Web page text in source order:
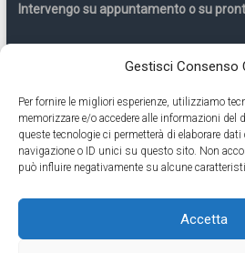
Gestisci Consenso
Per fornire le migliori esperienze, utilizziamo
memorizzare e/o accedere alle informazioni
queste tecnologie ci permetterà di elaborare
navigazione o ID unici su questo sito. Non
può influire negativamente su alcune
Accetta
Intervengo su appuntamento o su
Servizio 24 ore
Cell331.9899963
Eseguiamo anche lavori di apertura
ore